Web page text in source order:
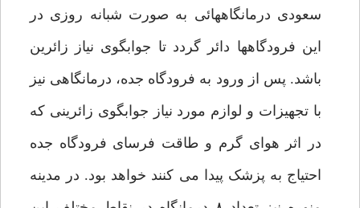
سعودی درمانگاههائی به صورت شبانه روزی در
این فرودگاهها دائر گردد تا جوابگوی نیاز زائرین
باشد. پس از ورود به فرودگاه جده، درمانگاهی نیز
با تجهیزات و لوازم مورد نیاز جوابگوی زائرینی که
در اثر هوای گرم و طاقت فرسای فرودگاه جده
احتیاج به پزشک پیدا می کنند خواهد بود. در مدینه